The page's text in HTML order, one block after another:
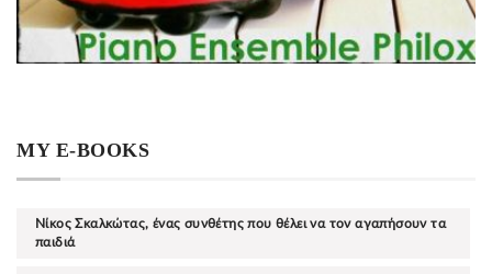
MY E-BOOKS
Νίκος Σκαλκώτας, ένας συνθέτης που θέλει να τον αγαπήσουν τα
παιδιά